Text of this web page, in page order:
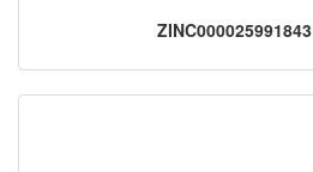
ZINC000025991843